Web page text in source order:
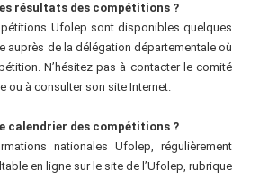
résultats des compétitions ?
Ufolep sont disponibles quelques
auprès de la délégation départementale où
N’hésitez pas à contacter le comité
ou à consulter son site Internet.
calendrier des compétitions ?
nationales Ufolep, régulièrement
en ligne sur le site de l’Ufolep, rubrique